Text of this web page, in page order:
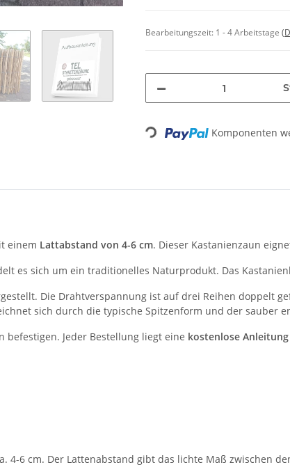
Bearbeitungszeit: 1 - 4 Arbeitstage
Loading... Komponenten
einem Lattabstand von 4-6 cm. Dieser Kastanienzaun
es sich um ein traditionelles Naturprodukt. Das
Die Drahtverspannung ist auf drei Reihen doppelt
sich durch die typische Spitzenform und der sauber
befestigen. Jeder Bestellung liegt eine kostenlose Anleitung
4-6 cm. Der Lattenabstand gibt das lichte Maß zwischen